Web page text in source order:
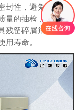
封性，避免因部件
量的抽检，确保原
残留碎屑并涂抹防
用寿命。